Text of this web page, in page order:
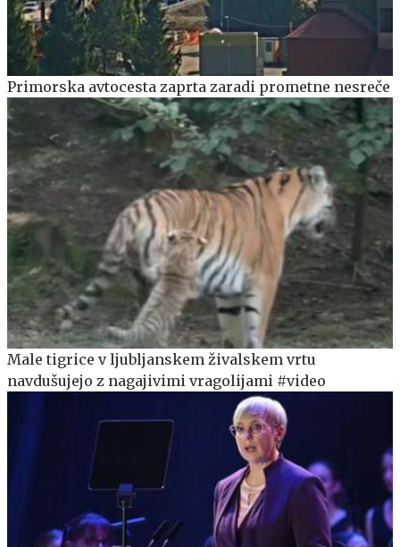
Primorska avtocesta zaprta zaradi prometne nesreče
Male tigrice v ljubljanskem živalskem vrtu
navdušujejo z nagajivimi vragolijami #video